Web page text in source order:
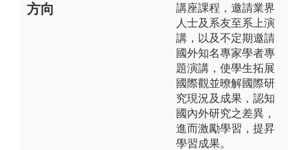
方向
講座課程，邀請業界
人士及系友至系上演
講，以及不定期邀請
國外知名專家學者專
題演講，使學生拓展
國際觀並暸解國際研
究現況及成果，認知
國內外研究之差異，
進而激勵學習，提昇
學習成果。